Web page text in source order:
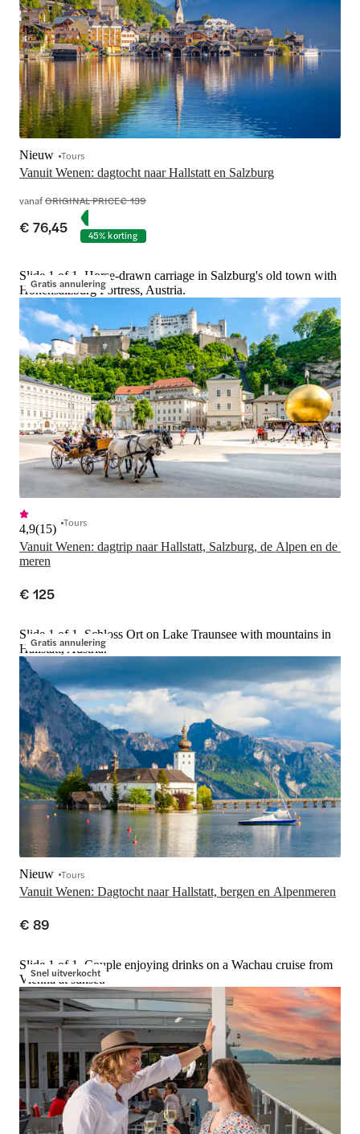
Vanuit Wenen: dagtocht naar Hallstatt en Salzburg
Nieuw Tours
vanafORIGINAL PRICE€ 139
€ 76,45 45% korting
Gratis annulering
Slide 1 of 1, Horse-drawn carriage in Salzburg's old town with
Hohensalzburg Fortress, Austria.
Vanuit Wenen: dagtrip naar Hallstatt, Salzburg, de Alpen en de
meren
4,9(15) Tours
€ 125
Gratis annulering
Slide 1 of 1, Schloss Ort on Lake Traunsee with mountains in
Hallstatt, Austria.
Vanuit Wenen: Dagtocht naar Hallstatt, bergen en Alpenmeren
Nieuw Tours
€ 89
Snel uitverkocht
Slide 1 of 1, Couple enjoying drinks on a Wachau cruise from
Vienna at sunset.